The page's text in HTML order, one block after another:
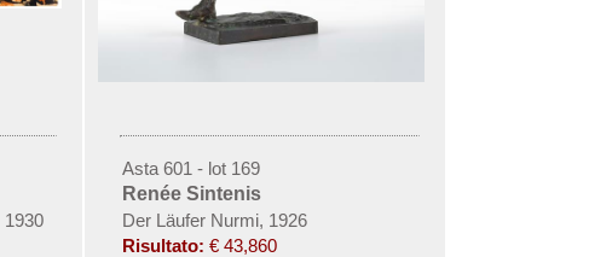
1930
Asta 601 - lot 169
Renée Sintenis
Der Läufer Nurmi, 1926
Risultato: € 43,860